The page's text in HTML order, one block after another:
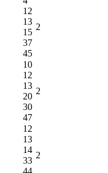
12
13
15
37
45
2
10
12
13
20
30
47
2
12
13
14
33
44
2